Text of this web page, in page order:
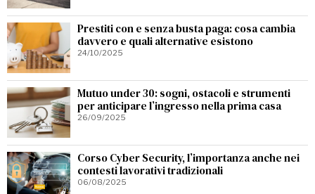
Prestiti con e senza busta paga: cosa cambia
davvero e quali alternative esistono
24/10/2025
Mutuo under 30: sogni, ostacoli e strumenti
per anticipare l’ingresso nella prima casa
26/09/2025
Corso Cyber Security, l’importanza anche nei
contesti lavorativi tradizionali
06/08/2025